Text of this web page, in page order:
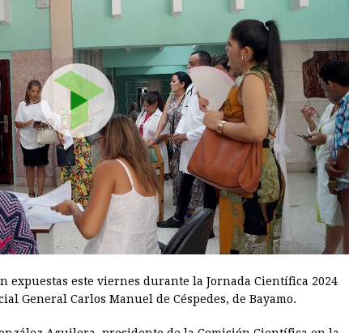
expuestas este viernes durante la Jornada Científica 2024
General Carlos Manuel de Céspedes, de Bayamo.